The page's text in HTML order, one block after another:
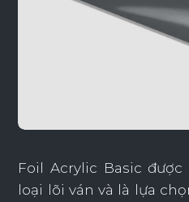
Foil Acrylic Basic
loại lõi ván và là lựa